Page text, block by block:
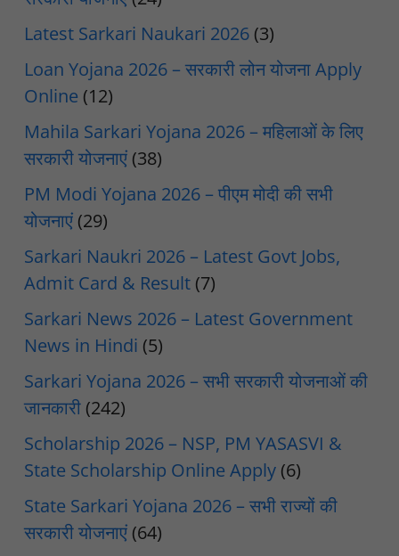
Latest Sarkari Naukari 2026 (3)
Loan Yojana 2026 – सरकारी लोन योजना Apply
Online (12)
Mahila Sarkari Yojana 2026 – महिलाओं के लिए
सरकारी योजनाएं (38)
PM Modi Yojana 2026 – पीएम मोदी की सभी
योजनाएं (29)
Sarkari Naukri 2026 – Latest Govt Jobs,
Admit Card & Result (7)
Sarkari News 2026 – Latest Government
News in Hindi (5)
Sarkari Yojana 2026 – सभी सरकारी योजनाओं की
जानकारी (242)
Scholarship 2026 – NSP, PM YASASVI &
State Scholarship Online Apply (6)
State Sarkari Yojana 2026 – सभी राज्यों की
सरकारी योजनाएं (64)